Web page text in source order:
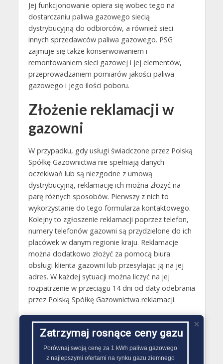
Jej funkcjonowanie opiera się wobec tego na
dostarczaniu paliwa gazowego siecią
dystrybucyjną do odbiorców, a również sieci
innych sprzedawców paliwa gazowego. PSG
zajmuje się także konserwowaniem i
remontowaniem sieci gazowej i jej elementów,
przeprowadzaniem pomiarów jakości paliwa
gazowego i jego ilości poboru.
Złożenie reklamacji w
gazowni
W przypadku, gdy usługi świadczone przez Polską
Spółkę Gazownictwa nie spełniają danych
oczekiwań lub są niezgodne z umową
dystrybucyjną, reklamację ich można złożyć na
parę różnych sposobów. Pierwszy z nich to
wykorzystanie do tego formularza kontaktowego.
Kolejny to zgłoszenie reklamacji poprzez telefon,
numery telefonów gazowni są przydzielone do ich
placówek w danym regionie kraju. Reklamacje
można dodatkowo złożyć za pomocą biura
obsługi klienta gazowni lub przesyłając ją na jej
adres. W każdej sytuacji można liczyć na jej
rozpatrzenie w przeciągu 14 dni od daty odebrania
przez Polską Spółkę Gazownictwa reklamacji.
Gazy techniczne Kolno
Butle gazowe Kolno
Gaz płynny Kolno
Zatrzymaj rosnące ceny gazu
Porównaj swoją cenę za 1 kWh paliwa gazowego
z najlepszymi ofertami na rynku gazu ziemnego